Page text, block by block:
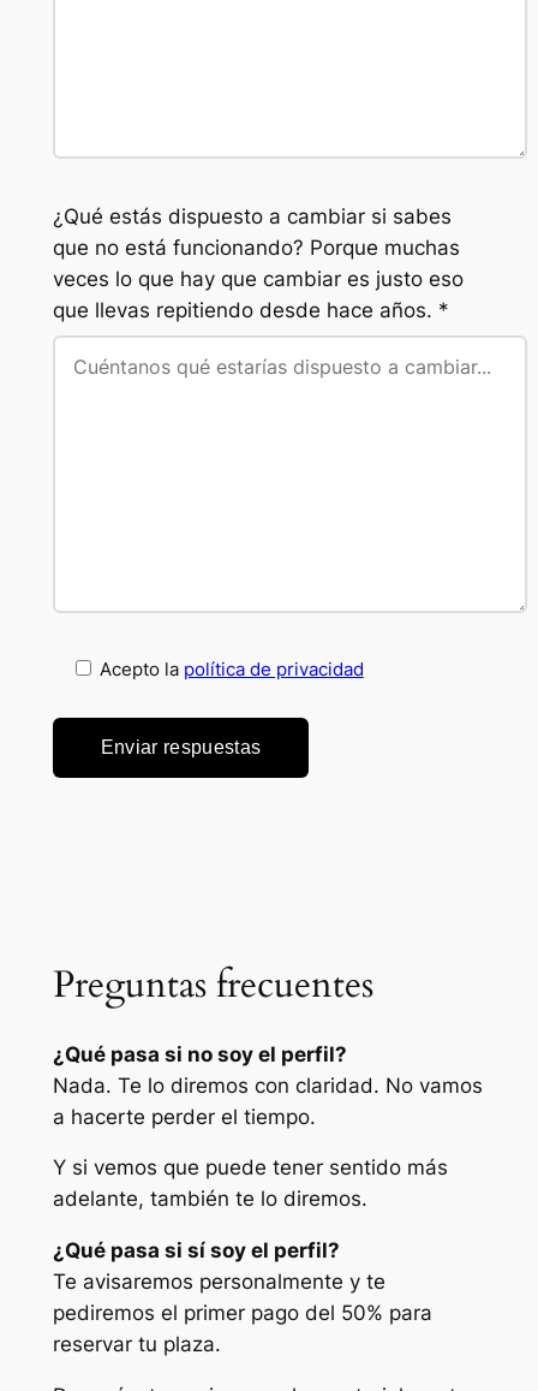
¿Qué estás dispuesto a cambiar si sabes
que no está funcionando? Porque muchas
veces lo que hay que cambiar es justo eso
que llevas repitiendo desde hace años. *
Acepto la política de privacidad
Preguntas frecuentes
¿Qué pasa si no soy el perfil?
Nada. Te lo diremos con claridad. No vamos
a hacerte perder el tiempo.
Y si vemos que puede tener sentido más
adelante, también te lo diremos.
¿Qué pasa si sí soy el perfil?
Te avisaremos personalmente y te
pediremos el primer pago del 50% para
reservar tu plaza.